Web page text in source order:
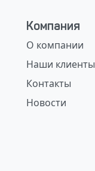
Компания
О компании
Наши клиенты
Контакты
Новости